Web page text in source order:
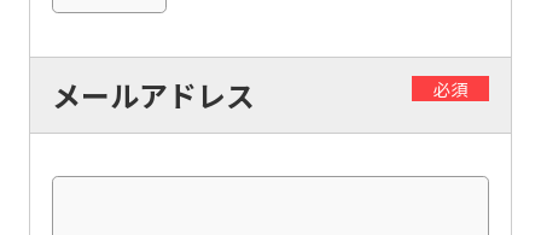
メールアドレス 必須
is
automatically
translated
into